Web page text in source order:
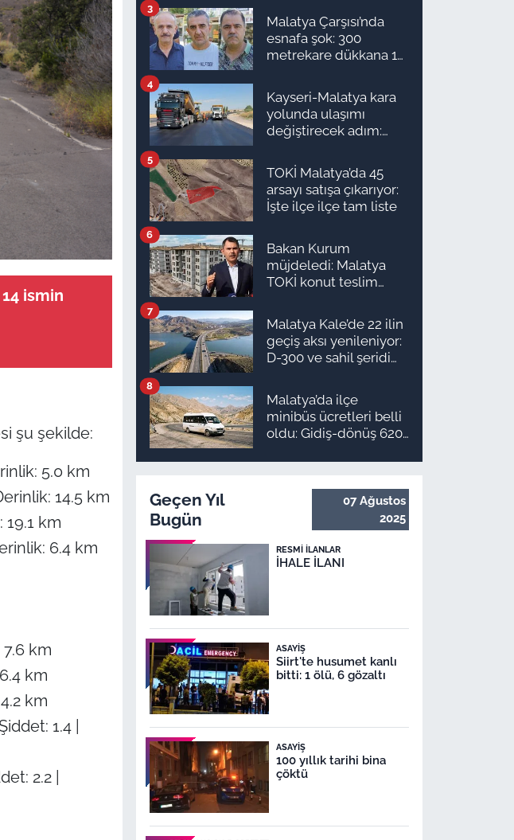
ismin
şu şekilde:
5.0 km
14.5 km
19.1 km
6.4 km
7.6 km
km
km
1.4 |
2.2 |
Malatya Çarşısı’nda
esnafa şok: 300
metrekare dükkana 1
3
Kayseri-Malatya kara
yolunda ulaşımı
değiştirecek adım:
4
TOKİ Malatya’da 45
arsayı satışa çıkarıyor:
İşte ilçe ilçe tam liste
5
Bakan Kurum
müjdeledi: Malatya
TOKİ konut teslim
ilçe ilçe teslimat
takvimi ve ödeme
planı
6
Malatya Kale’de 22 ilin
geçiş aksı yenileniyor:
D-300 ve sahil şeridi
7
Malatya’da ilçe
minibüs ücretleri belli
oldu: Gidiş-dönüş 620
8
Geçen Yıl
Bugün
07 Ağustos
2025
RESMI İLANLAR
İHALE İLANI
ASAYIŞ
Siirt'te husumet kanlı
bitti: 1 ölü, 6 gözaltı
ASAYIŞ
100 yıllık tarihi bina
çöktü